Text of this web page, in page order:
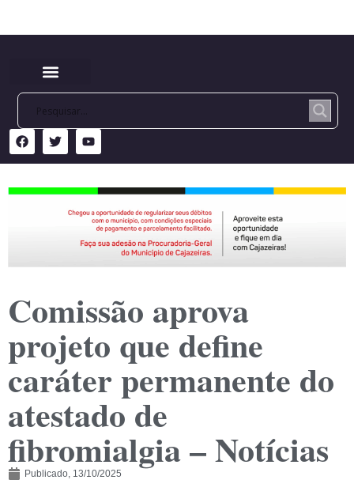
Comissão aprova
projeto que define
caráter permanente do
atestado de
fibromialgia – Notícias
Publicado, 13/10/2025